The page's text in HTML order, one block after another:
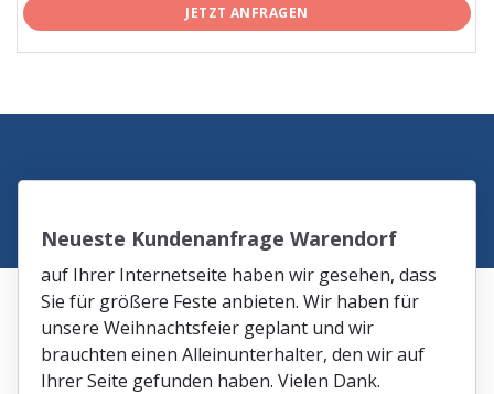
JETZT ANFRAGEN
Neueste Kundenanfrage Warendorf
auf Ihrer Internetseite haben wir gesehen, dass
Sie für größere Feste anbieten. Wir haben für
unsere Weihnachtsfeier geplant und wir
brauchten einen Alleinunterhalter, den wir auf
Ihrer Seite gefunden haben. Vielen Dank.